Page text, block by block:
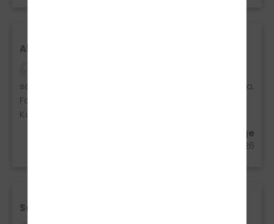
Alex
schnell geschafft, Theorie in nur 7 Tagen war mega.
Fahrstunden waren entspannt und verständlich.
Kann ich nur empfehlen!
Alexandra Novic aus Spenge
25.03.2026
Sophieeee